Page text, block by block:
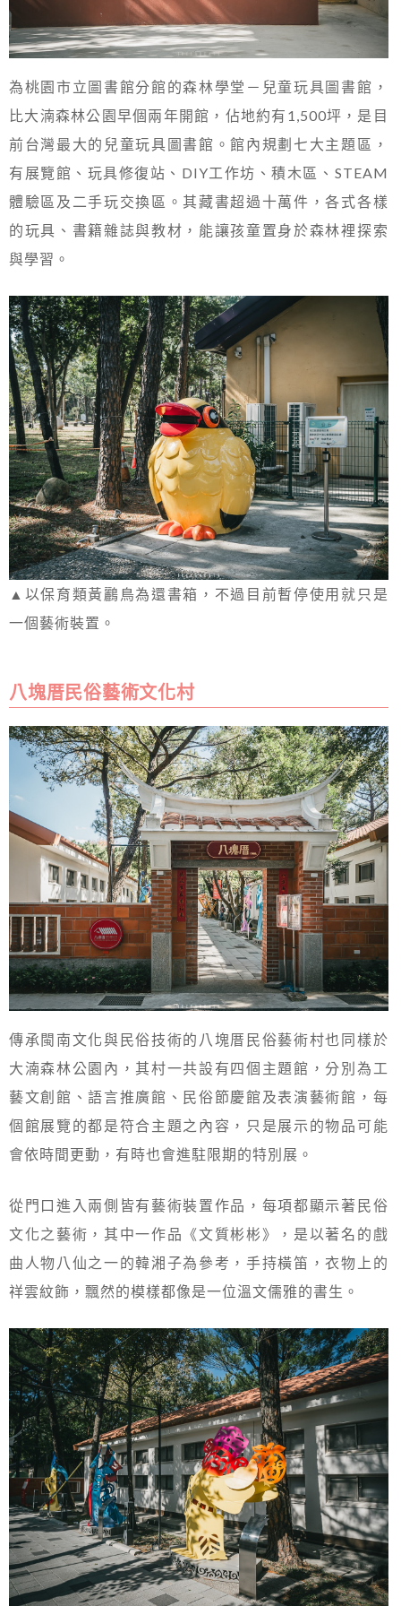
為桃園市立圖書館分館的森林學堂－兒童玩具圖書館，
比大湳森林公園早個兩年開館，佔地約有1,500坪，是目
前台灣最大的兒童玩具圖書館。館內規劃七大主題區，
有展覽館、玩具修復站、DIY工作坊、積木區、STEAM
體驗區及二手玩交換區。其藏書超過十萬件，各式各樣
的玩具、書籍雜誌與教材，能讓孩童置身於森林裡探索
與學習。
▲以保育類黃鸝鳥為還書箱，不過目前暫停使用就只是
一個藝術裝置。
八塊厝民俗藝術文化村
傳承閩南文化與民俗技術的八塊厝民俗藝術村也同樣於
大湳森林公園內，其村一共設有四個主題館，分別為工
藝文創館、語言推廣館、民俗節慶館及表演藝術館，每
個館展覽的都是符合主題之內容，只是展示的物品可能
會依時間更動，有時也會進駐限期的特別展。
從門口進入兩側皆有藝術裝置作品，每項都顯示著民俗
文化之藝術，其中一作品《文質彬彬》，是以著名的戲
曲人物八仙之一的韓湘子為參考，手持橫笛，衣物上的
祥雲紋飾，飄然的模樣都像是一位溫文儒雅的書生。